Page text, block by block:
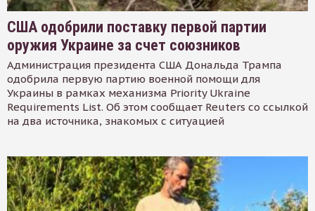
США одобрили поставку первой партии
оружия Украине за счет союзников
Администрация президента США Дональда Трампа
одобрила первую партию военной помощи для
Украины в рамках механизма Priority Ukraine
Requirements List. Об этом сообщает Reuters со ссылкой
на два источника, знакомых с ситуацией